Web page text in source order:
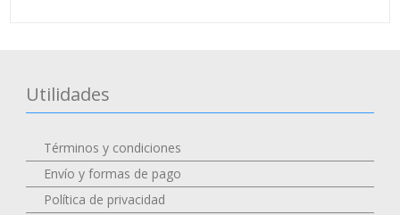
Utilidades
Términos y condiciones
Envío y formas de pago
Política de privacidad